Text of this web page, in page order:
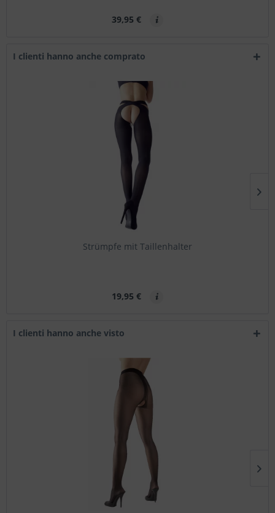
39,95 €
I clienti hanno anche comprato
Strümpfe mit Taillenhalter
19,95 €
I clienti hanno anche visto